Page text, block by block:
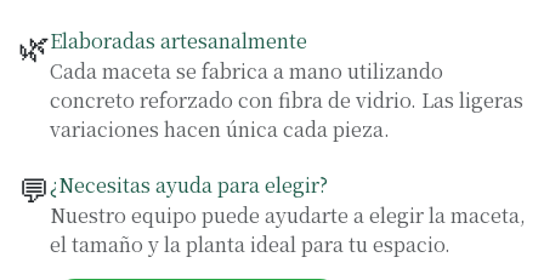
🌿Elaboradas artesanalmente
Cada maceta se fabrica a mano utilizando
concreto reforzado con fibra de vidrio. Las ligeras
variaciones hacen única cada pieza.
💬¿Necesitas ayuda para elegir?
Nuestro equipo puede ayudarte a elegir la maceta,
el tamaño y la planta ideal para tu espacio.